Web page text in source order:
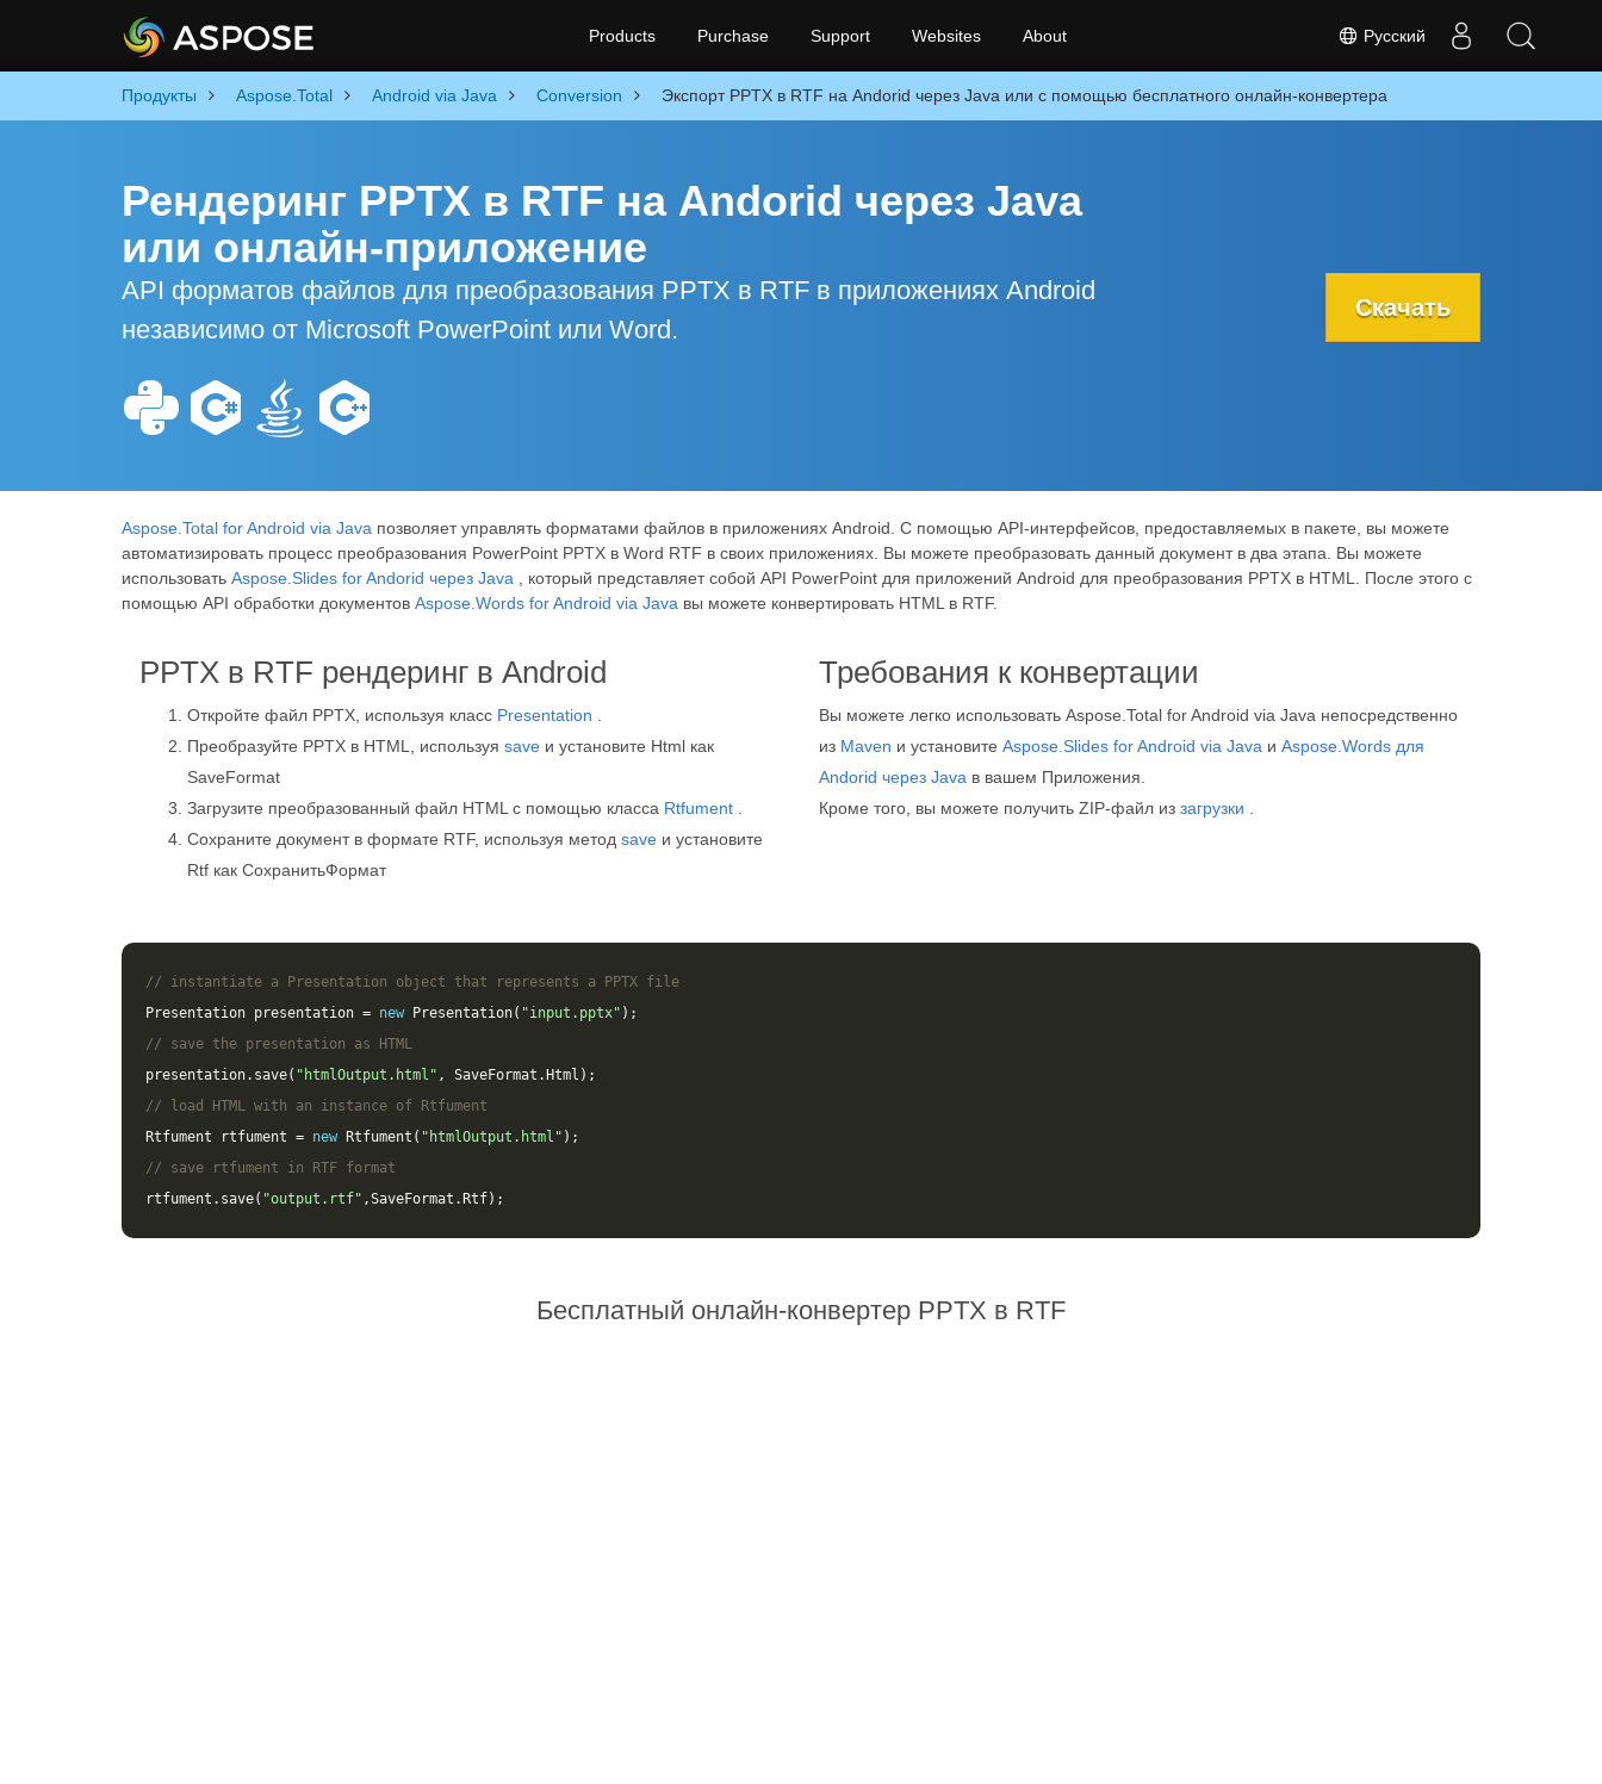
Русский
Products Purchase Support Websites About
Продукты Aspose.Total Android via Java Conversion Экспорт PPTX в RTF на Andorid через Java или с помощью бесплатного онлайн-конвертера
Рендеринг PPTX в RTF на Andorid через Java
или онлайн-приложение
API форматов файлов для преобразования PPTX в RTF в приложениях Android
независимо от Microsoft PowerPoint или Word.
Скачать
Aspose.Total for Android via Java позволяет управлять форматами файлов в приложениях Android. С помощью API-интерфейсов, предоставляемых в пакете, вы можете
автоматизировать процесс преобразования PowerPoint PPTX в Word RTF в своих приложениях. Вы можете преобразовать данный документ в два этапа. Вы можете
использовать Aspose.Slides for Andorid через Java , который представляет собой API PowerPoint для приложений Android для преобразования PPTX в HTML. После этого с
помощью API обработки документов Aspose.Words for Android via Java вы можете конвертировать HTML в RTF.
PPTX в RTF рендеринг в Android
Откройте файл PPTX, используя класс Presentation
Преобразуйте PPTX в HTML, используя save и установите Html как
SaveFormat
Загрузите преобразованный файл HTML с помощью класса Rtfument
Сохраните документ в формате RTF, используя метод save и установите
Rtf как СохранитьФормат
Требования к конвертации
Вы можете легко использовать Aspose.Total for Android via Java непосредственно
из Maven и установите Aspose.Slides for Android via Java и Aspose.Words для
Andorid через Java в вашем Приложения.
Кроме того, вы можете получить ZIP-файл из загрузки
// instantiate a Presentation object that represents a PPTX file
Presentation presentation = new Presentation( "input.pptx" );
// save the presentation as HTML
presentation. save( "htmlOutput.html" , SaveFormat . Html );
// load HTML with an instance of Rtfument
Rtfument
rtfument = new Rtfument ( "htmlOutput.html" );
// save rtfument in RTF format
rtfument . save( "output.rtf" ,SaveFormat . Rtf);
Бесплатный онлайн-конвертер PPTX в RTF